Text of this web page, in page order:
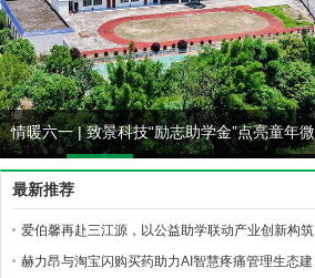
暖六一 | 致景科技“励志助学金”点亮童年微
最新推荐
爱伯馨再赴三江源，以公益助学联动产业创新构筑
长效ESG
赫力昂与淘宝闪购买药助力AI智慧疼痛管理生态建